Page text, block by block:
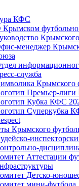
КФС
Крымском
менеджер
служба
Крымского
Премьер-
Кубка КФС
Суперкубка
Крымского
Аттестации
Детско-
мини-